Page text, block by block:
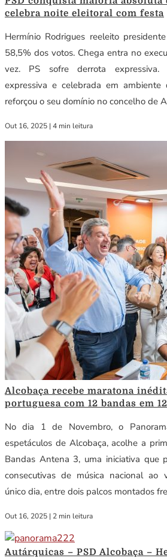
celebra noite eleitoral com festa
Hermínio Rodrigues reeleito
58,5% dos votos. Chega entra no
vez. PS sofre derrota
expressiva e celebrada em
reforçou o seu domínio no concelho de
Out 16, 2025 | 4 min leitura
Alcobaça recebe maratona
portuguesa com 12 bandas em
No dia 1 de Novembro, o
espetáculos de Alcobaça, acolhe a
Bandas Antena 3, uma iniciativa que
consecutivas de música nacional ao
único dia, entre dois palcos montados
Out 16, 2025 | 2 min leitura
Autárquicas – PSD Alcobaça –